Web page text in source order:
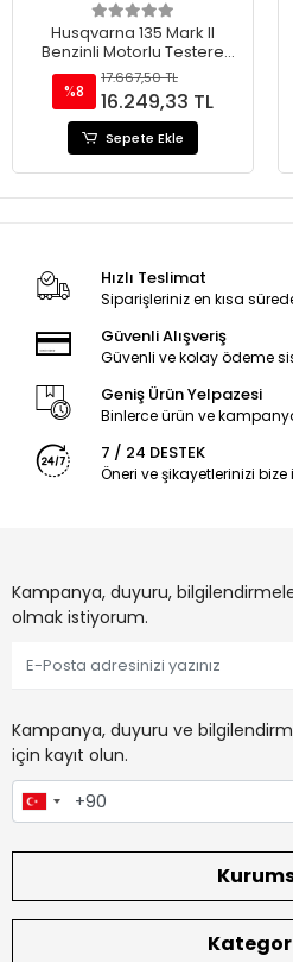
Husqvarna 135 Mark II
Benzinli Motorlu Testere
Hızar
%8
17.667,50 TL
16.249,33 TL
Sepete Ekle
Hızlı Teslimat
Siparişleriniz en kısa
Güvenli Alışveriş
Güvenli ve kolay ödeme
Geniş Ürün Yelpazesi
Binlerce ürün ve
7 / 24 DESTEK
Öneri ve şikayetlerinizi bize
Kampanya, duyuru,
olmak istiyorum.
Kampanya, duyuru ve
için kayıt olun.